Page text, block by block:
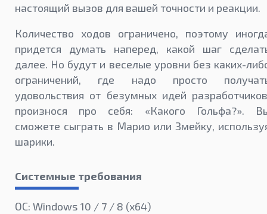
настоящий вызов для вашей точности и реакции.
Количество ходов ограничено, поэтому
придется думать наперед, какой шаг
далее. Но будут и веселые уровни без каких-
ограничений, где надо просто
удовольствия от безумных идей
произнося про себя: «Какого Гольфа?».
сможете сыграть в Марио или Змейку,
шарики.
Системные требования
ОС: Windows 10 / 7 / 8 (x64)